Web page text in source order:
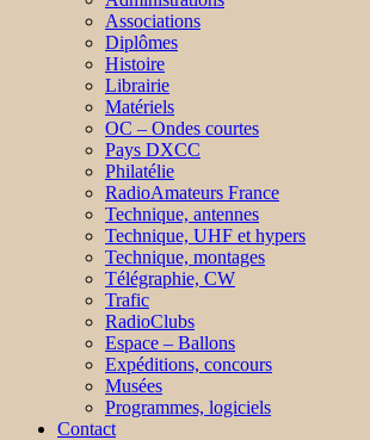
Associations
Diplômes
Histoire
Librairie
Matériels
OC – Ondes courtes
Pays DXCC
Philatélie
RadioAmateurs France
Technique, antennes
Technique, UHF et hypers
Technique, montages
Télégraphie, CW
Trafic
RadioClubs
Espace – Ballons
Expéditions, concours
Musées
Programmes, logiciels
Contact